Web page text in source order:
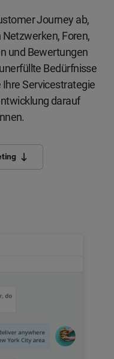
Journey ab,
Foren,
und Bewertungen
Bedürfnisse
Servicestrategie
darauf